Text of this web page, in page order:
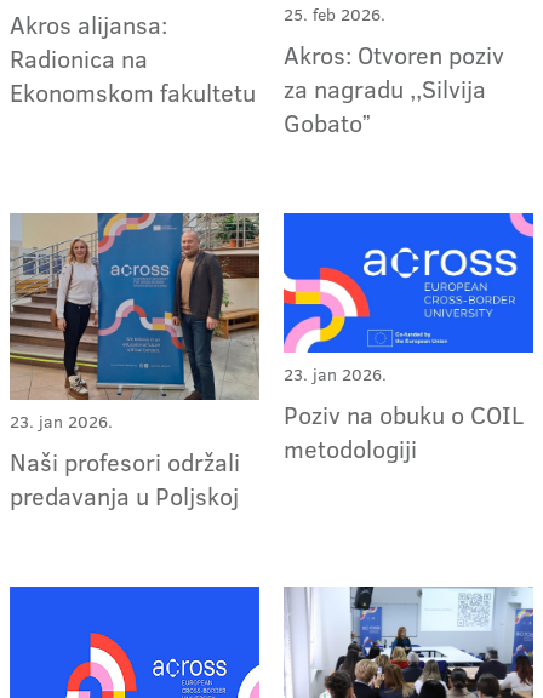
Akros alijansa:
Radionica na
Ekonomskom fakultetu
25. feb 2026.
Akros: Otvoren poziv
za nagradu ,,Silvija
Gobatoˮ
23. jan 2026.
Naši profesori održali
predavanja u Poljskoj
23. jan 2026.
Poziv na obuku o COIL
metodologiji